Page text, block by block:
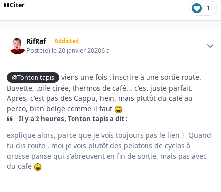
Citer 1
RifRaf Addicted
Posté(e) le 20 janvier 20206 a
@Tonton tapis
viens une fois t'inscrire à une sortie route.
Buvette, toile cirée, thermos de café... c'est juste parfait.
Après, c'est pas des Cappu, hein, mais plutôt du café au
perco, bien belge comme il faut
Il y a 2 heures, Tonton tapis a dit :
explique alors, parce que je vois toujours pas le lien ? Quand
tu dis route , moi je vois plutôt des pelotons de cyclos à
grosse panse qui s'abreuvent en fin de sortie, mais pas avec
du café